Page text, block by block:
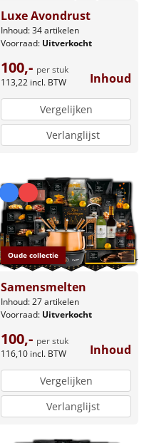
Luxe Avondrust
Inhoud: 34 artikelen
Voorraad: Uitverkocht
100,- per stuk
113,22 incl. BTW Inhoud
Vergelijken
Verlanglijst
Oude collectie
Samensmelten
Inhoud: 27 artikelen
Voorraad: Uitverkocht
100,- per stuk
116,10 incl. BTW Inhoud
Vergelijken
Verlanglijst